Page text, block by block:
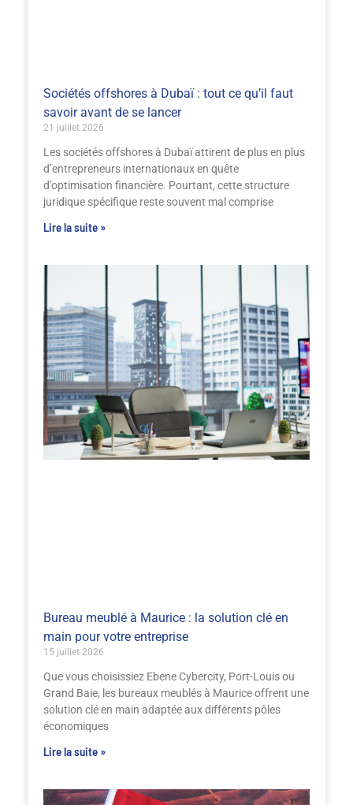
Sociétés offshores à Dubaï : tout ce qu’il faut
savoir avant de se lancer
21 juillet 2026
Les sociétés offshores à Dubaï attirent de plus en plus
d’entrepreneurs internationaux en quête
d’optimisation financière. Pourtant, cette structure
juridique spécifique reste souvent mal comprise
Lire la suite »
Bureau meublé à Maurice : la solution clé en
main pour votre entreprise
15 juillet 2026
Que vous choisissiez Ebene Cybercity, Port-Louis ou
Grand Baie, les bureaux meublés à Maurice offrent une
solution clé en main adaptée aux différents pôles
économiques
Lire la suite »